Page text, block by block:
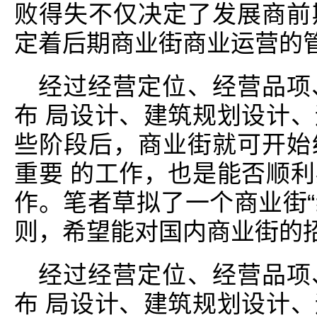
败得失不仅决定了发展商
定着后期商业街商业运营的
经过经营定位、经营品
布 局设计、建筑规划设计
些阶段后，商业街就可开
重要 的工作，也是能否顺
作。笔者草拟了一个商业街
则，希望能对国内商业街的
经过经营定位、经营品
布 局设计、建筑规划设计